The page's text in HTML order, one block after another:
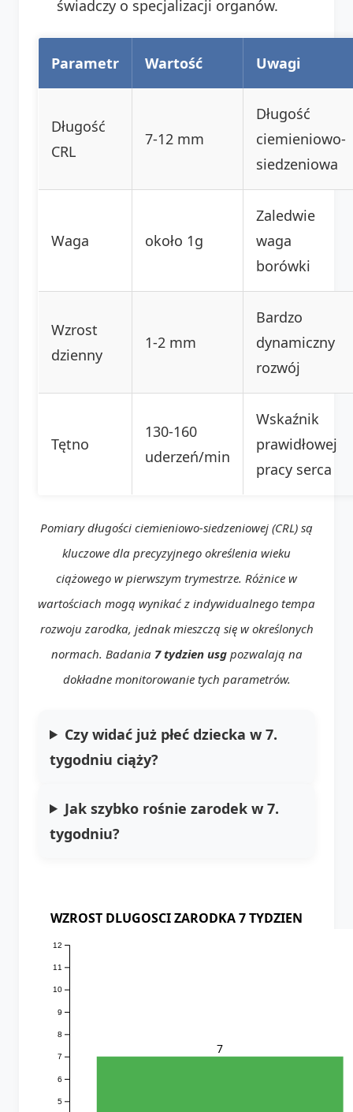
świadczy o specjalizacji organów.
Parametr Wartość Uwagi
Długość
CRL
7-12 mm
Długość
ciemieniowo-
siedzeniowa
Waga około 1g
Zaledwie
waga
borówki
Wzrost
dzienny
1-2 mm
Bardzo
dynamiczny
rozwój
Tętno
130-160
uderzeń/min
Wskaźnik
prawidłowej
pracy serca
Pomiary długości ciemieniowo-siedzeniowej (CRL) są
kluczowe dla precyzyjnego określenia wieku
ciążowego w pierwszym trymestrze. Różnice w
wartościach mogą wynikać z indywidualnego tempa
rozwoju zarodka, jednak mieszczą się w określonych
normach. Badania 7 tydzien usgpozwalają na
dokładne monitorowanie tych parametrów.
Czy widać już płeć dziecka w 7.
tygodniu ciąży?
Jak szybko rośnie zarodek w 7.
tygodniu?
WZROST DLUGOSCI ZARODKA 7 TYDZIEN
5
6
7
8
9
10
11
12
7